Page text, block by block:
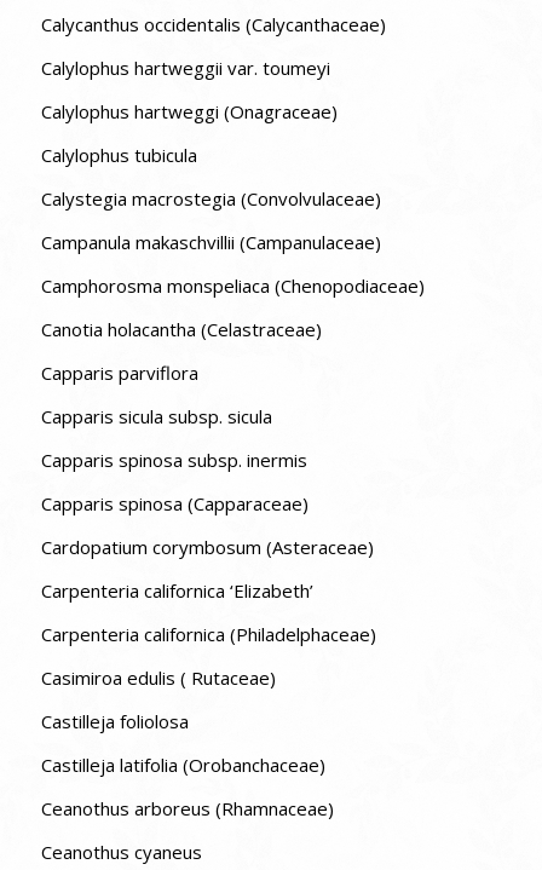
Calycanthus occidentalis (Calycanthaceae)
Calylophus hartweggii var. toumeyi
Calylophus hartweggi (Onagraceae)
Calylophus tubicula
Calystegia macrostegia (Convolvulaceae)
Campanula makaschvillii (Campanulaceae)
Camphorosma monspeliaca (Chenopodiaceae)
Canotia holacantha (Celastraceae)
Capparis parviflora
Capparis sicula subsp. sicula
Capparis spinosa subsp. inermis
Capparis spinosa (Capparaceae)
Cardopatium corymbosum (Asteraceae)
Carpenteria californica ‘Elizabeth’
Carpenteria californica (Philadelphaceae)
Casimiroa edulis ( Rutaceae)
Castilleja foliolosa
Castilleja latifolia (Orobanchaceae)
Ceanothus arboreus (Rhamnaceae)
Ceanothus cyaneus